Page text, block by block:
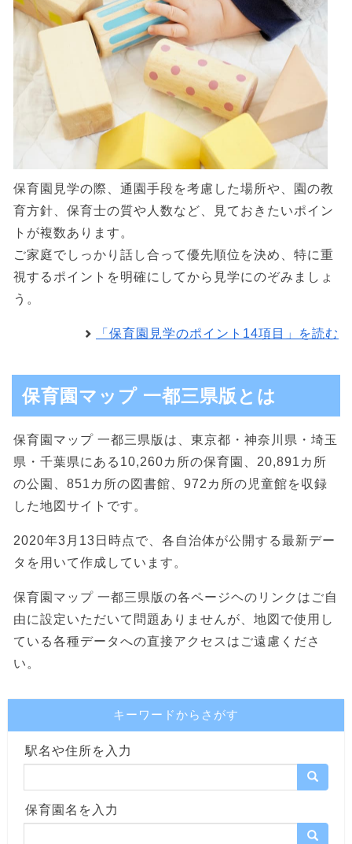
保育園見学の際、通園手段を考慮した場所や、園の教
育方針、保育士の質や人数など、見ておきたいポイン
トが複数あります。
ご家庭でしっかり話し合って優先順位を決め、特に重
視するポイントを明確にしてから見学にのぞみましょ
う。
「保育園見学のポイント14項目」を読む
保育園マップ 一都三県版とは
保育園マップ 一都三県版は、東京都・神奈川県・埼玉
県・千葉県にある10,260カ所の保育園、20,891カ所
の公園、851カ所の図書館、972カ所の児童館を収録
した地図サイトです。
2020年3月13日時点で、各自治体が公開する最新デー
タを用いて作成しています。
保育園マップ 一都三県版の各ページヘのリンクはご自
由に設定いただいて問題ありませんが、地図で使用し
ている各種データへの直接アクセスはご遠慮くださ
い。
キーワードからさがす
駅名や住所を入力
保育園名を入力